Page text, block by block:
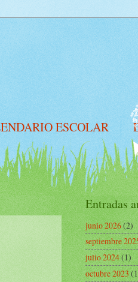
ESCOLAR
Entradas
junio 2026(2)
septiembre
julio 2024(1)
octubre 2023